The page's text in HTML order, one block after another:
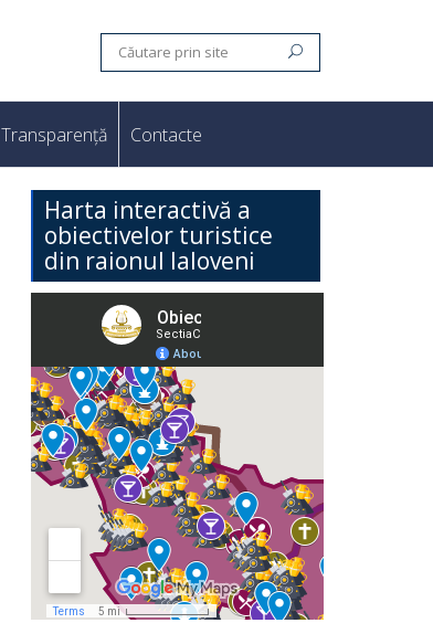
Transparență Contacte
Harta interactivă a
obiectivelor turistice
din raionul Ialoveni